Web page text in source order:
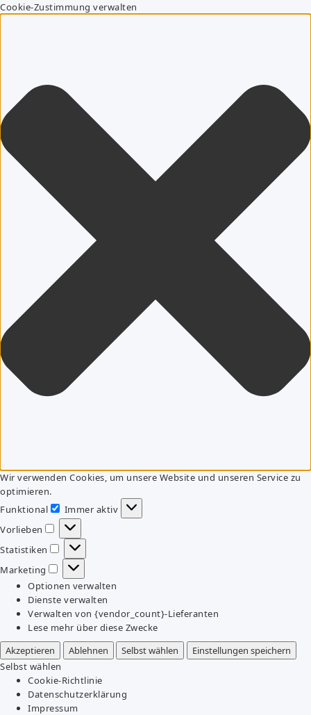
Cookie-Zustimmung verwalten
Wir verwenden Cookies, um unsere Website und unseren Service zu
optimieren.
Funktional
Funktional
Immer aktiv
Vorlieben
Vorlieben
Statistiken
Statistiken
Marketing
Marketing
Optionen verwalten
Dienste verwalten
Verwalten von {vendor_count}-Lieferanten
Lese mehr über diese Zwecke
Akzeptieren
Ablehnen Selbst wählen
Einstellungen speichern
Selbst wählen
Cookie-Richtlinie
Datenschutzerklärung
Impressum